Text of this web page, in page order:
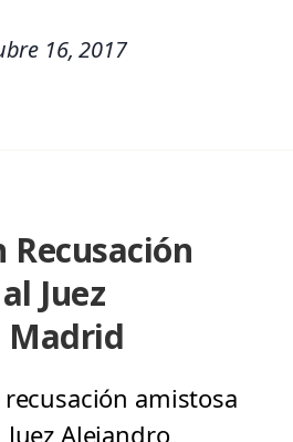
16, 2017
Recusación
Juez
Madrid
amistosa
Alejandro